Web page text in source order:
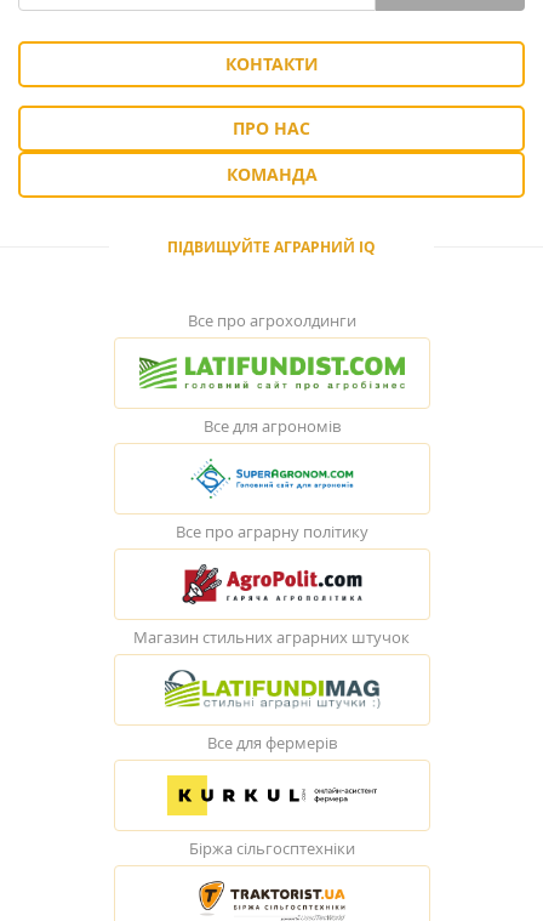
КОНТАКТИ
ПРО НАС
КОМАНДА
ПІДВИЩУЙТЕ АГРАРНИЙ IQ
Все про агрохолдинги
Все для агрономів
Все про аграрну політику
Магазин стильних аграрних штучок
Все для фермерів
Біржа сільгосптехніки